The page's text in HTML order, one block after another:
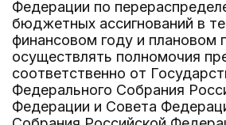
Федерации по
бюджетных ассигнований в
финансовом году и плановом
осуществлять полномочия
соответственно от
Федерального Собрания
Федерации и Совета